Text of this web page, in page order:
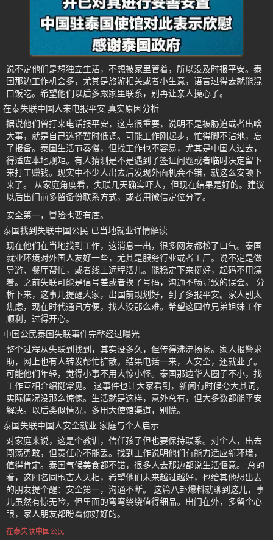
说不定他们是想独立生活，不想被家里管着，所以没及时报平安。泰
国那边工作机会多，尤其是旅游相关或者小生意，语言过得去就能混
口饭吃。希望他们以后多跟家里联系，别再让亲人操心了。
在泰失联中国人来电报平安 真实原因分析
据说他们曾打来电话报平安，这点很重要，说明不是被胁迫或者出啥
大事，就是自己选择暂时低调。可能工作刚起步，忙得脚不沾地，忘
了报备。泰国生活节奏慢，但找工作也不容易，尤其是中国人过去，
得适应本地规矩。有人猜测是不是遇到了签证问题或者临时决定留下
来打工赚钱。现实中不少人出去后发现外面机会不错，就这么安顿下
来了。 从家庭角度看，失联几天确实吓人，但现在结果是好的。建议
以后出门前多留备份联系方式，或者用微信定位分享。
安全第一，冒险也要有底。
泰国找到失联中国公民 已当地就业详情解读
现在他们在当地找到工作，这消息一出，很多网友都松了口气。泰国
就业环境对外国人友好一些，尤其是服务行业或者工厂。说不定是做
导游、餐厅帮忙，或者线上远程活儿。能稳定下来挺好，起码不用漂
着。之前失联可能是信号差或者换了号码，沟通不畅导致的误会。 分
析下来，这事儿提醒大家，出国前规划好，到了多报平安。家人别太
焦虑，现在时代通讯方便，找人没那么难。希望这四位兄弟姐妹工作
顺利，过得开心。
中国公民泰国失联事件完整经过曝光
整个过程从失联到找到，其实没多久，但传得沸沸扬扬。家人报警求
助，网上也有人转发帮忙扩散。结果电话一来，人安全，还就业了。
可能他们年轻，觉得小事不用大惊小怪。泰国那边华人圈子不小，找
工作互相介绍挺常见。 这事件也让大家看到，新闻有时候夸大其词，
实际情况没那么惊悚。生活就是这样，意外总有，但大多数都能平安
解决。以后类似情况，多用大使馆渠道，别慌。
泰国失联中国人安全就业 家庭与个人启示
对家庭来说，这是个教训，信任孩子但也要保持联系。对个人，出去
闯荡勇敢，但责任心不能丢。找到工作说明他们有能力适应新环境，
值得肯定。泰国气候美食都不错，很多人去那边都说生活惬意。 总的
看，这四名同胞吉人天相，希望他们未来越过越好，也给其他想出去
的朋友提个醒：安全第一，沟通不断。 这篇八卦爆料就聊到这儿，事
儿虽然有惊无险，但里面的弯弯绕绕值得细品。出门在外，多留个心
眼，家人朋友都盼着你好好的。
在泰失联中国公民